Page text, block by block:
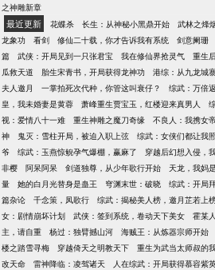
之神雕新章
最近更新 花蝶杀 长生：从神秘小黑鼎开始 武林之烽
龙象功
看剑 修仙二十载，你才告诉我有系统 剑意阑珊
篇
武侠：开局见到一只张君宝 我在修仙界抢灵气 重生
瓜救天道
胎生宋青书，开局获得龙神功 港综：从九龙城
夫人邀月
一掌拍死次代种，你管这叫衰仔？ 综武：万倍
皇，我未婚妻是黄蓉
萧峰重生贾宝玉，红楼迎来真男人
视：爱情八十一难
重生神雕之魔刀奇缘 不良人：我携女
神
鬼灭：雪柱开局，被迫入职上弦 综武：女侠们都让我
爷
综武：玉燕惊鲵孕气爆棚，赢麻了 穿越后幻想入侵，
非樱
阿呆阿呆 剑道独尊，从少年歌行开始 天龙，我妈
量
她的白月光替身是蛊王 穹渊末世：破晓 综武：开局
篇杂论
千念策，凤歌行 综武：揭秘美人榜，邀月芷若上
女：剧情崩坏计划
武侠：签到系统，卷动天下美女 霍某
主，请自重
杨过：独臂撼山河 海贼王：从炼器宗师开始
楼之踏雪寻梅
穿越倚天之明教天下 重生为武当太师叔的
改天命
雷神降临：凌驾诸天 人在综武：开局获得慕容紫